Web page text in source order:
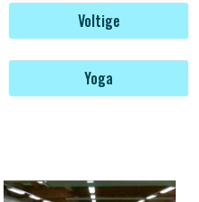
Voltige
Yoga